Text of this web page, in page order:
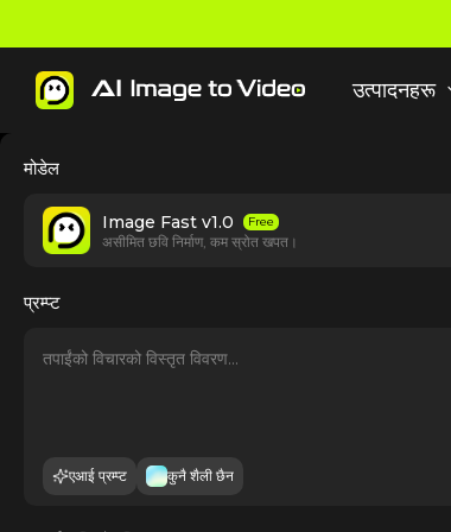
उत्पादनहरू
मोडेल
Image Fast v1.0 Free
असीमित छवि निर्माण, कम स्रोत खपत।
प्रम्प्ट
एआई प्रम्प्ट कुनै शैली छैन